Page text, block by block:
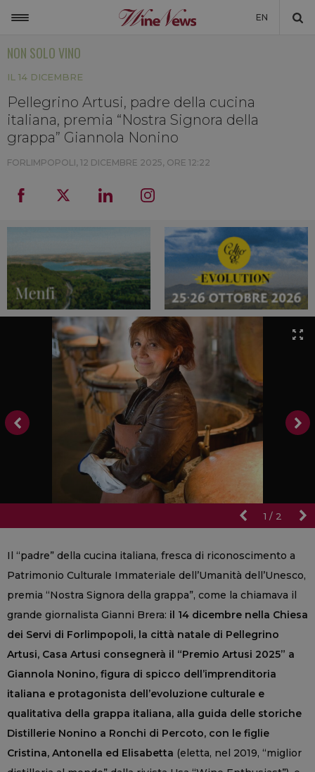
EN
NON SOLO VINO
NEWSLETTER
LA CANTINA DI WINENEWS
DICONO DI NOI
NON SOLO VINO
IL 14 DICEMBRE
Pellegrino Artusi, padre della cucina
italiana, premia “Nostra Signora della
grappa” Giannola Nonino
FORLIMPOPOLI, 12 DICEMBRE 2025, ORE 12:22
1 / 2
Il “padre” della cucina italiana, fresca di riconoscimento a
Patrimonio Culturale Immateriale dell’Umanità dell’Unesco,
premia “Nostra Signora della grappa”, come la chiamava il
grande giornalista Gianni Brera: il 14 dicembre nella Chiesa
dei Servi di Forlimpopoli, la città natale di Pellegrino
Artusi, Casa Artusi consegnerà il “Premio Artusi 2025” a
Giannola Nonino, figura di spicco dell’imprenditoria
italiana e protagonista dell’evoluzione culturale e
qualitativa della grappa italiana, alla guida delle storiche
Distillerie Nonino a Ronchi di Percoto, con le figlie
Cristina, Antonella ed Elisabetta (eletta, nel 2019, “miglior